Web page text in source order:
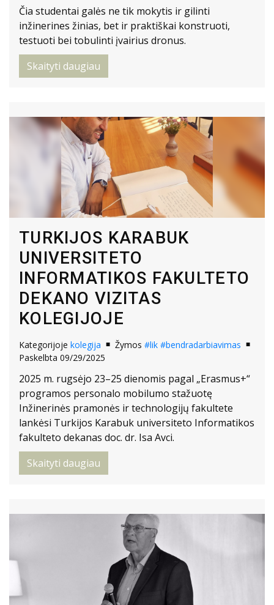
Čia studentai galės ne tik mokytis ir gilinti
inžinerines žinias, bet ir praktiškai konstruoti,
testuoti bei tobulinti įvairius dronus.
Skaityti daugiau
TURKIJOS KARABUK
UNIVERSITETO
INFORMATIKOS FAKULTETO
DEKANO VIZITAS
KOLEGIJOJE
Kategorijoje kolegija Žymos #lik #bendradarbiavimas
Paskelbta 09/29/2025
2025 m. rugsėjo 23–25 dienomis pagal „Erasmus+“
programos personalo mobilumo stažuotę
Inžinerinės pramonės ir technologijų fakultete
lankėsi Turkijos Karabuk universiteto Informatikos
fakulteto dekanas doc. dr. Isa Avci.
Skaityti daugiau